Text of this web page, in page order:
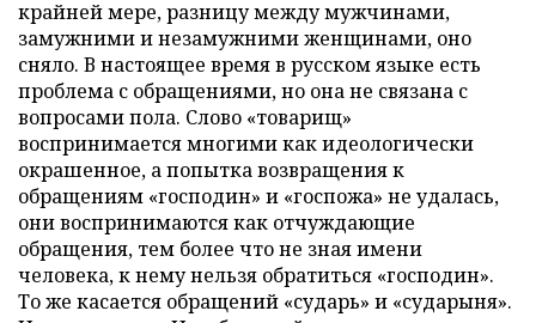
крайней мере, разницу между мужчинами,
замужними и незамужними женщинами, оно
сняло. В настоящее время в русском языке есть
проблема с обращениями, но она не связана с
вопросами пола. Слово «товарищ»
воспринимается многими как идеологически
окрашенное, а попытка возвращения к
обращениям «господин» и «госпожа» не удалась,
они воспринимаются как отчуждающие
обращения, тем более что не зная имени
человека, к нему нельзя обратиться «господин».
То же касается обращений «сударь» и «сударыня».